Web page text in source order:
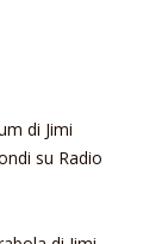
di Jimi
su Radio